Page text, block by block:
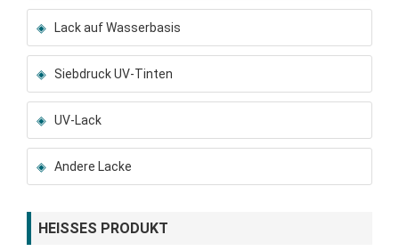
Lack auf Wasserbasis
Siebdruck UV-Tinten
UV-Lack
Andere Lacke
HEISSES PRODUKT